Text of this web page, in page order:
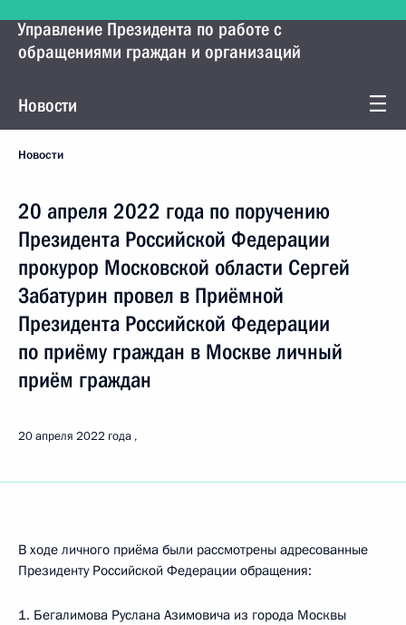
Управление Президента по работе с
обращениями граждан и организаций
Новости
Новости
20 апреля 2022 года по поручению
Президента Российской Федерации
прокурор Московской области Сергей
Забатурин провел в Приёмной
Президента Российской Федерации
по приёму граждан в Москве личный
приём граждан
20 апреля 2022 года
В ходе личного приёма были рассмотрены адресованные
Президенту Российской Федерации обращения:
1. Бегалимова Руслана Азимовича из города Москвы